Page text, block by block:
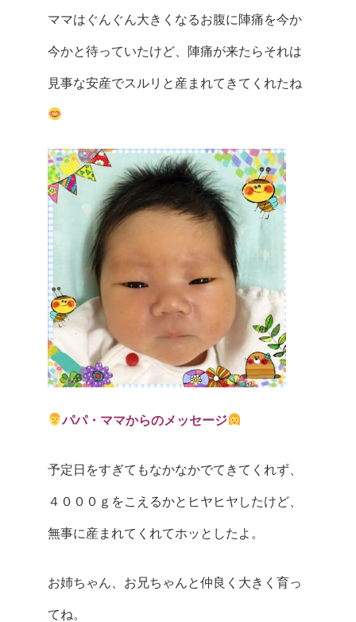
ママはぐんぐん大きくなるお腹に陣痛を今か
今かと待っていたけど、陣痛が来たらそれは
見事な安産でスルリと産まれてきてくれたね
パパ・ママからのメッセージ
予定日をすぎてもなかなかでてきてくれず、
４０００ｇをこえるかとヒヤヒヤしたけど、
無事に産まれてくれてホッとしたよ。
お姉ちゃん、お兄ちゃんと仲良く大きく育っ
てね。